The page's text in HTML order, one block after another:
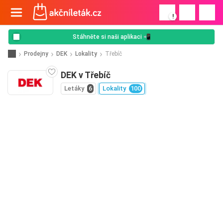
!
Stáhněte si naši aplikaci 📲
Prodejny DEK Lokality Třebíč
DEK v Třebíč
Letáky 6 Lokality 100